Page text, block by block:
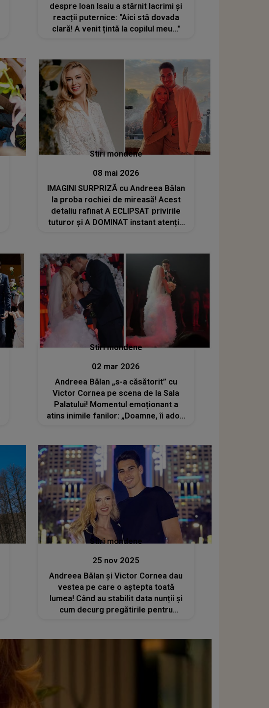
despre Ioan Isaiu a stârnit lacrimi și
reacții puternice: "Aici stă dovada
clară! A venit țintă la copilul meu..."
Stiri mondene
08 mai 2026
IMAGINI SURPRIZĂ cu Andreea Bălan
la proba rochiei de mireasă! Acest
detaliu rafinat A ECLIPSAT privirile
tuturor și A DOMINAT instant atenția
de film
Stiri mondene
02 mar 2026
Andreea Bălan „s-a căsătorit” cu
Victor Cornea pe scena de la Sala
Palatului! Momentul emoționant a
atins inimile fanilor: „Doamne, îi ador!
Stiri mondene
25 nov 2025
Andreea Bălan și Victor Cornea dau
vestea pe care o aștepta toată
lumea! Când au stabilit data nunții și
cum decurg pregătirile pentru